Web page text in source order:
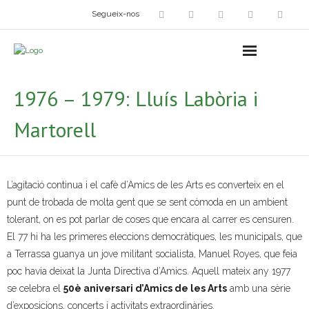
Segueix-nos
- Exposicions
- Fira del Dibuix
- Espai Niu – Residències artístiques
Grup Fotogràfic
Cine-Club
1976 – 1979: Lluís Labòria i
Martorell
L’agitació continua i el cafè d’Amics de les Arts es converteix en el
punt de trobada de molta gent que se sent còmoda en un ambient
tolerant, on es pot parlar de coses que encara al carrer es censuren.
El 77 hi ha les primeres eleccions democràtiques, les municipals, que
a Terrassa guanya un jove militant socialista, Manuel Royes, que feia
poc havia deixat la Junta Directiva d’Amics. Aquell mateix any 1977
se celebra el 50è aniversari d’Amics de les Arts amb una sèrie
d’exposicions, concerts i activitats extraordinàries.